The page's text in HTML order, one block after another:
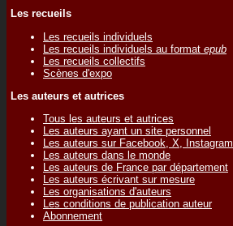
Les recueils
Les recueils individuels
Les recueils individuels au format epub
Les recueils collectifs
Scènes d'expo
Les auteurs et autrices
Tous les auteurs et autrices
Les auteurs ayant un site personnel
Les auteurs sur Facebook, X, Instagram
Les auteurs dans le monde
Les auteurs de France par département
Les auteurs écrivant sur mesure
Les organisations d'auteurs
Les conditions de publication auteur
Abonnement